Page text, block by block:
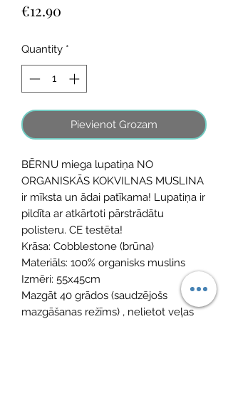
€12.90
Quantity *
Pievienot Grozam
BĒRNU miega lupatiņa NO
ORGANISKĀS KOKVILNAS MUSLINA
ir mīksta un ādai patīkama! Lupatiņa ir
pildīta ar atkārtoti pārstrādātu
polisteru. CE testēta!
Krāsa: Cobblestone (brūna)
Materiāls: 100% organisks muslins
Izmēri: 55x45cm
Mazgāt 40 grādos (saudzējošs
mazgāšanas režīms) , nelietot veļas